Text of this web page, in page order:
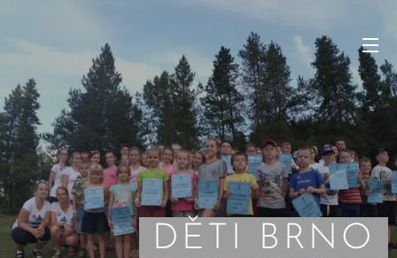
DĚTI BRNO